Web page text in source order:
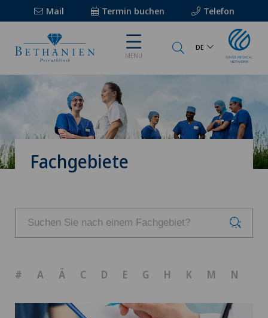
Mail Termin buchen Telefon
MENU
DE
Fachgebiete
# A Ä C D E G H K M N